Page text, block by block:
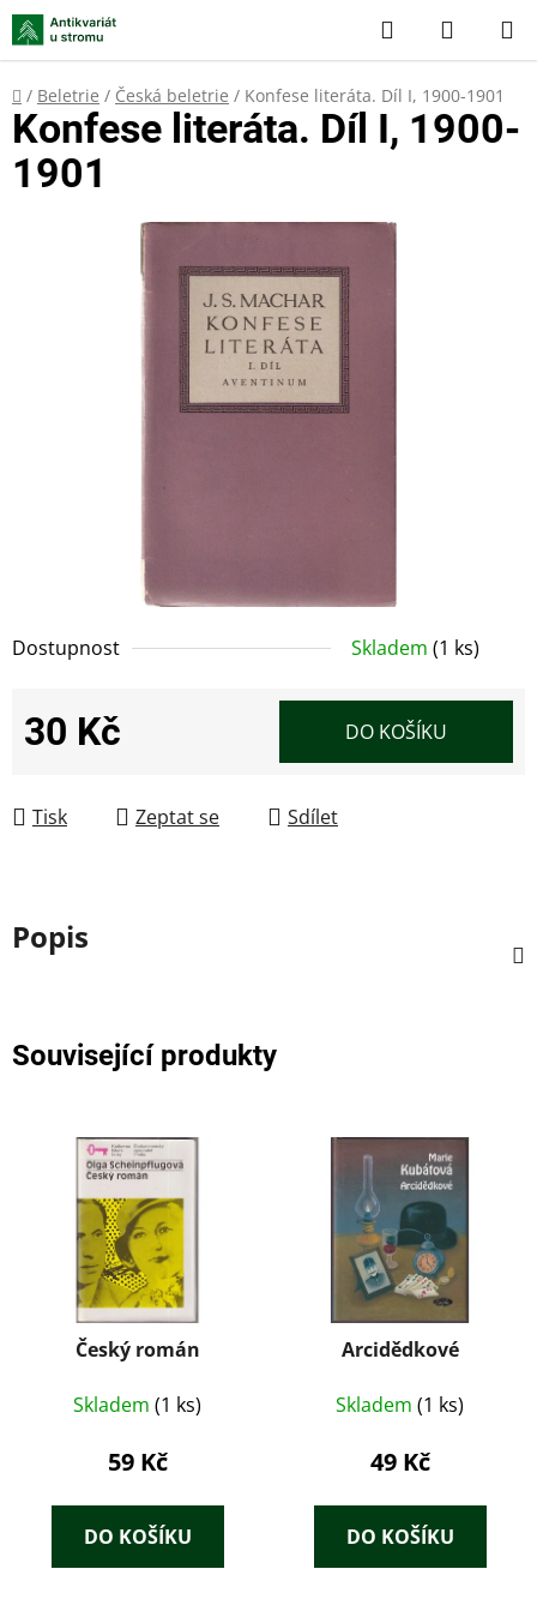
Přejít
na
obsah
Hledat
KOŠÍK
Domů
/ Beletrie / Česká beletrie / Konfese literáta. Díl I, 1900-1901
Dostupnost Skladem (1 ks)
30 Kč DO KOŠÍKU
Tisk Zeptat se Sdílet
Konfese literáta. Díl I, 1900-
1901
Popis
Související produkty
Český román
Skladem (1 ks)
59 Kč
DO KOŠÍKU
Arcidědkové
Skladem (1 ks)
49 Kč
DO KOŠÍKU